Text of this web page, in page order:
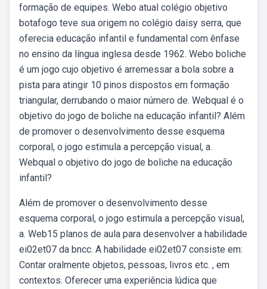
formação de equipes. Webo atual colégio objetivo
botafogo teve sua origem no colégio daisy serra, que
oferecia educação infantil e fundamental com ênfase
no ensino da língua inglesa desde 1962. Webo boliche
é um jogo cujo objetivo é arremessar a bola sobre a
pista para atingir 10 pinos dispostos em formação
triangular, derrubando o maior número de. Webqual é o
objetivo do jogo de boliche na educação infantil? Além
de promover o desenvolvimento desse esquema
corporal, o jogo estimula a percepção visual, a.
Webqual o objetivo do jogo de boliche na educação
infantil?
Além de promover o desenvolvimento desse
esquema corporal, o jogo estimula a percepção visual,
a. Web15 planos de aula para desenvolver a habilidade
ei02et07 da bncc. A habilidade ei02et07 consiste em:
Contar oralmente objetos, pessoas, livros etc. , em
contextos. Oferecer uma experiência lúdica que